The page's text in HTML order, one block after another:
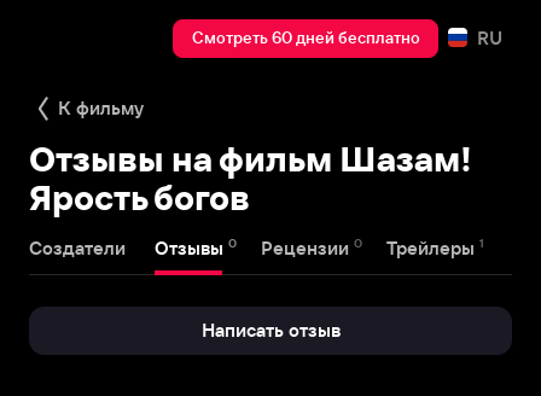
Смотреть 60 дней бесплатно RU
К фильму
Отзывы на фильм Шазам!
Ярость богов
Создатели Отзывы 0 Рецензии 0 Трейлеры 1
Написать отзыв